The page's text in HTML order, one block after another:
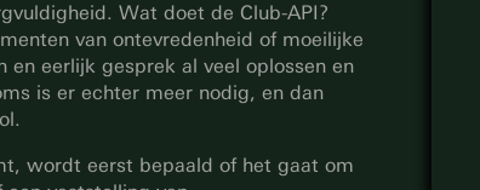
Wat doet de Club-API?
van ontevredenheid of moeilijke
en eerlijk gesprek al veel oplossen en
is er echter meer nodig, en dan
wordt eerst bepaald of het gaat om